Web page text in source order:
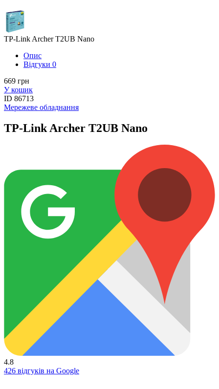
TP-Link Archer T2UB Nano
Опис
Вiдгуки 0
669 грн
У кошик
ID 86713
Мережеве обладнання
TP-Link Archer T2UB Nano
4.8
426 відгуків на Google